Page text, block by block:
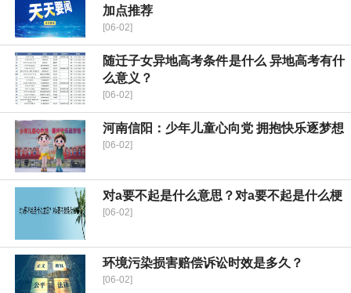
加点推荐
[06-02]
随迁子女异地高考条件是什么 异地高考有什
么意义？
[06-02]
河南信阳：少年儿童心向党 拥抱快乐逐梦想
[06-02]
对a要不起是什么意思？对a要不起是什么梗
[06-02]
环境污染损害赔偿诉讼时效是多久？
[06-02]